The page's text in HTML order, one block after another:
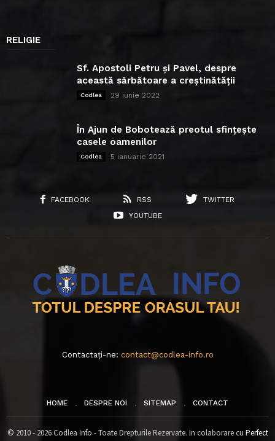
RELIGIE
Sf. Apostoli Petru și Pavel, despre
această sărbătoare a creștinătății
Codlea 29 iunie 2022
În Ajun de Bobotează preotul sfințește
casele oamenilor
Codlea 5 ianuarie 2021
FACEBOOK RSS
TWITTER
YOUTUBE
Contactați-ne: contact@codlea-info.ro
HOME DESPRE NOI SITEMAP CONTACT
© 2010 - 2026 Codlea Info - Toate Drepturile Rezervate. In colaborare cu Perfect